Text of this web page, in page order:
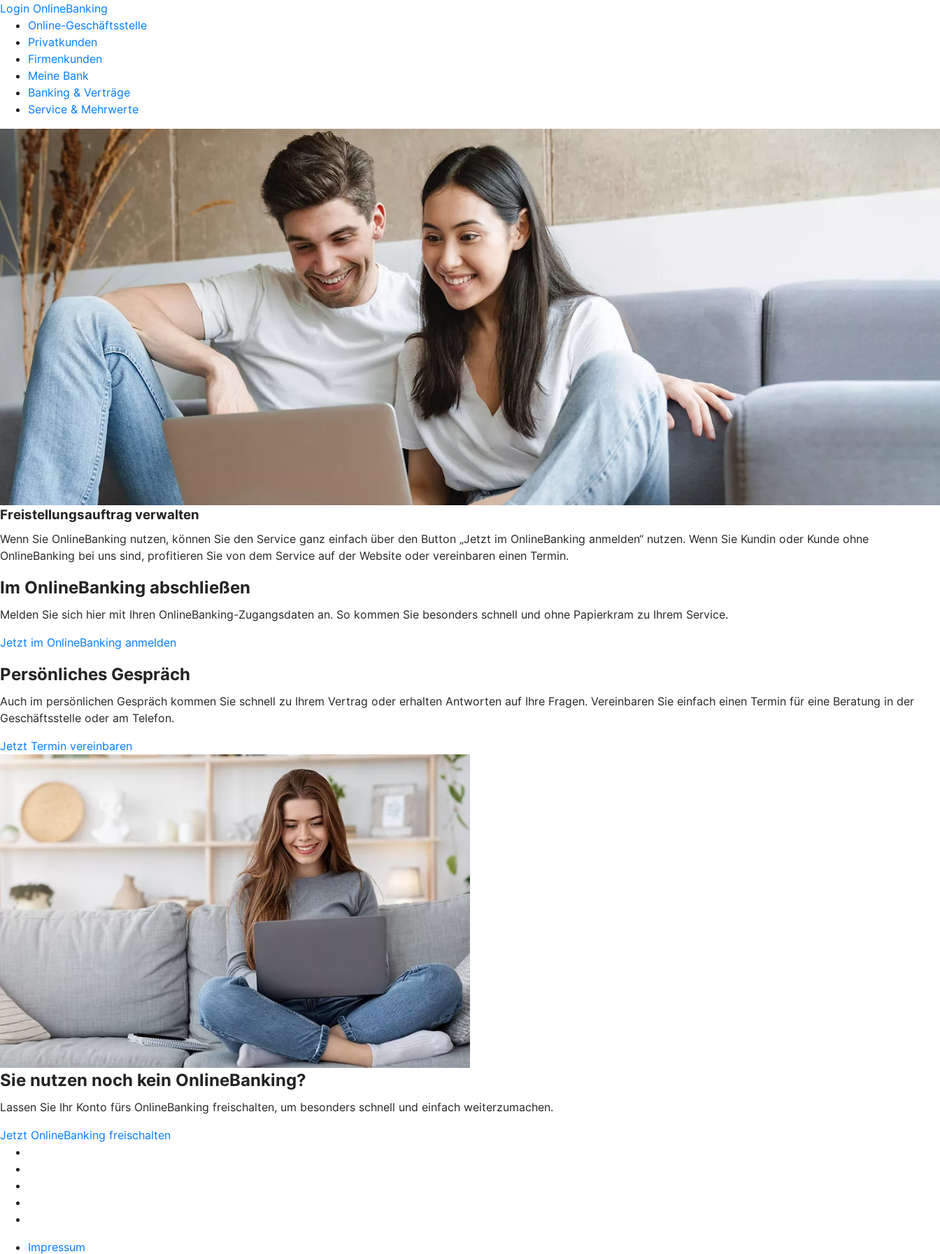
Login OnlineBanking
Online-Geschäftsstelle
Privatkunden
Firmenkunden
Meine Bank
Banking & Verträge
Service & Mehrwerte
Freistellungsauftrag verwalten
Wenn Sie OnlineBanking nutzen, können Sie den Service ganz einfach über den Button „Jetzt im OnlineBanking anmelden“ nutzen. Wenn Sie Kundin oder Kunde ohne
OnlineBanking bei uns sind, profitieren Sie von dem Service auf der Website oder vereinbaren einen Termin.
Im OnlineBanking abschließen
Melden Sie sich hier mit Ihren OnlineBanking-Zugangsdaten an. So kommen Sie besonders schnell und ohne Papierkram zu Ihrem Service.
Jetzt im OnlineBanking anmelden
Persönliches Gespräch
Auch im persönlichen Gespräch kommen Sie schnell zu Ihrem Vertrag oder erhalten Antworten auf Ihre Fragen. Vereinbaren Sie einfach einen Termin für eine Beratung in der
Geschäftsstelle oder am Telefon.
Jetzt Termin vereinbaren
Sie nutzen noch kein OnlineBanking?
Lassen Sie Ihr Konto fürs OnlineBanking freischalten, um besonders schnell und einfach weiterzumachen.
Jetzt OnlineBanking freischalten
Impressum